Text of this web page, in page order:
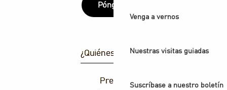
Venga a vernos
Nuestras visitas guiadas
Suscríbase a nuestro boletín
Póngase
¿Quiénes somos?
Prensa